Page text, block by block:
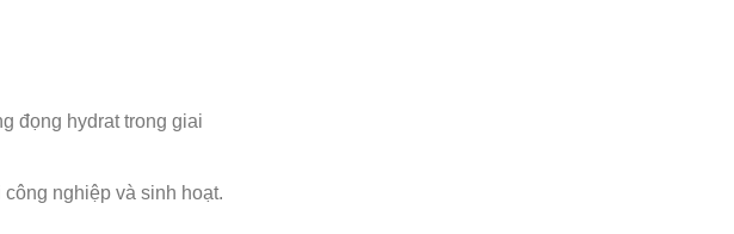
đọng hydrat trong giai
nghiệp và sinh hoạt.